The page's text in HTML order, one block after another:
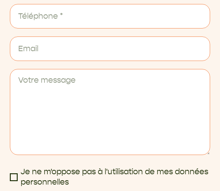
Je ne m'oppose pas à l'utilisation de mes données
personnelles